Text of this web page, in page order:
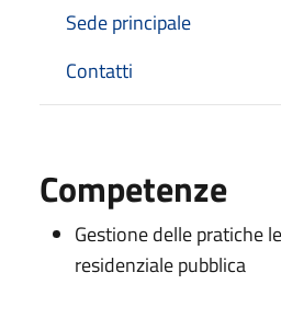
Sede principale
Contatti
Competenze
Gestione delle pratiche
residenziale pubblica